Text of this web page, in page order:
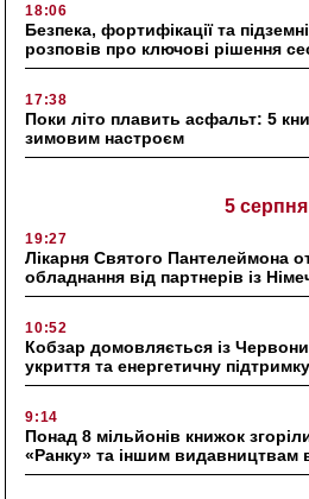
18:06
Безпека, фортифікації та
розповів про ключові рішення
17:38
Поки літо плавить асфальт: 5
зимовим настроєм
5 серпня
19:27
Лікарня Святого Пантелеймона
обладнання від партнерів із
10:52
Кобзар домовляється із
укриття та енергетичну
9:14
Понад 8 мільйонів книжок
«Ранку» та іншим видавництвам